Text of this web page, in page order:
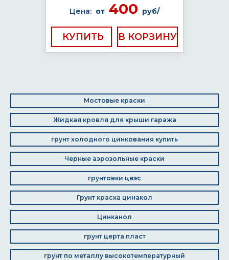
Цена: от 400 руб/
КУПИТЬ
Мостовые краски
Жидкая кровля для крыши гаража
грунт холодного цинкования купить
Черные аэрозольные краски
грунтовки цвэс
Грунт краска цинакол
Цинканол
грунт церта пласт
грунт по металлу высокотемпературный